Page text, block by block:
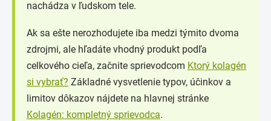
nachádza v ľudskom tele.
Ak sa ešte nerozhodujete iba medzi týmito dvoma
zdrojmi, ale hľadáte vhodný produkt podľa
celkového cieľa, začnite sprievodcom Ktorý kolagén
si vybrať? Základné vysvetlenie typov, účinkov a
limitov dôkazov nájdete na hlavnej stránke
Kolagén: kompletný sprievodca.